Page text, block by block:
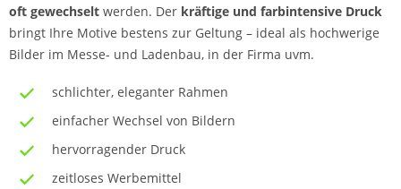
oft gewechselt werden. Der kräftige und farbintensive Druck
bringt Ihre Motive bestens zur Geltung – ideal als hochwerige
Bilder im Messe- und Ladenbau, in der Firma uvm.
schlichter, eleganter Rahmen
einfacher Wechsel von Bildern
hervorragender Druck
zeitloses Werbemittel